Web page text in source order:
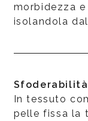
morbidezza
isolandola
Sfoderabilità
In tessuto
pelle fissa la